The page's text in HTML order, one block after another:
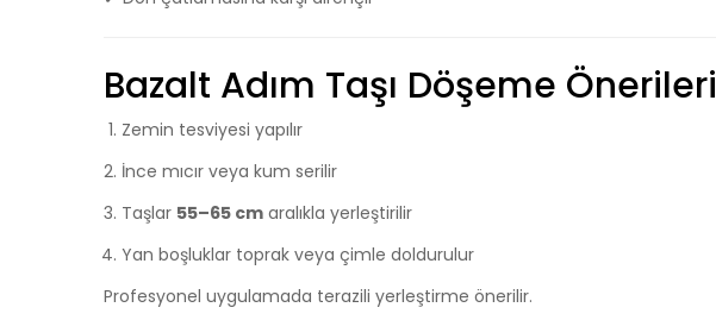
Bazalt Adım Taşı Döşeme Önerileri
Zemin tesviyesi yapılır
İnce mıcır veya kum serilir
Taşlar 55–65 cm aralıkla yerleştirilir
Yan boşluklar toprak veya çimle doldurulur
Profesyonel uygulamada terazili yerleştirme önerilir.